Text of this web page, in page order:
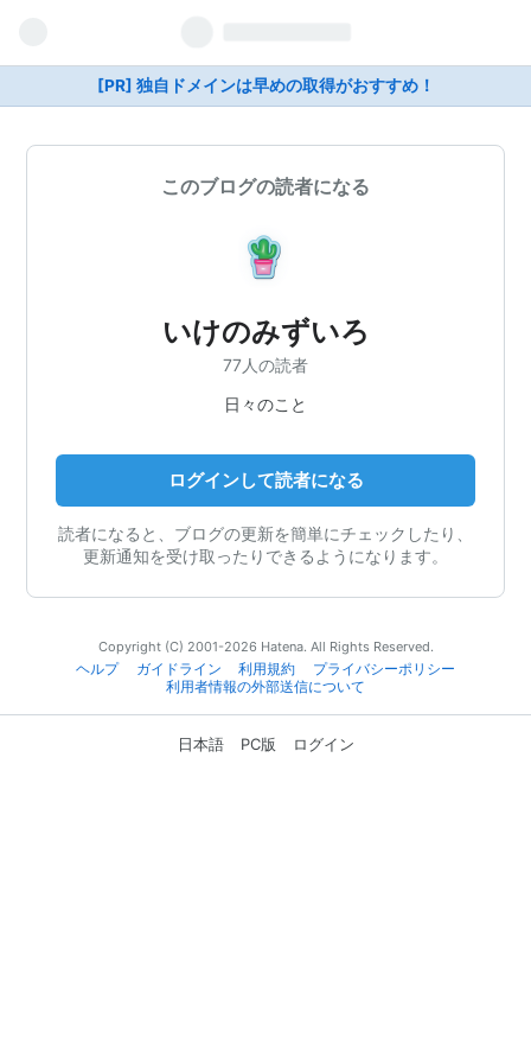
[PR] 独自ドメインは早めの取得がおすすめ！
このブログの読者になる
いけのみずいろ
77人の読者
日々のこと
ログインして読者になる
読者になると、ブログの更新を簡単にチェックしたり、
更新通知を受け取ったりできるようになります。
Copyright (C) 2001-2026 Hatena. All Rights Reserved.
ヘルプ
ガイドライン 利用規約
プライバシーポリシー
利用者情報の外部送信について
日本語 PC版 ログイン